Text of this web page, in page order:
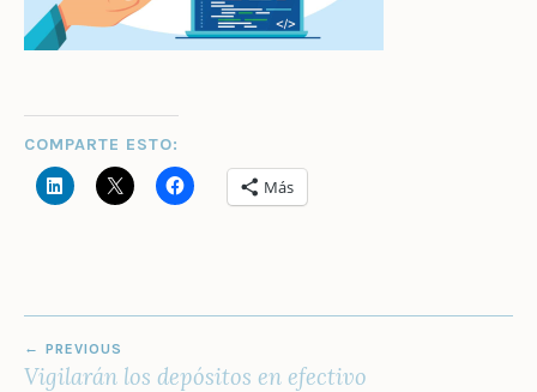
COMPARTE ESTO:
Más
DE
PREVIOUS
Vigilarán los depósitos en efectivo